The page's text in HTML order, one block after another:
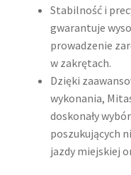
Stabilność i
gwarantuje
prowadzenie
w zakrętach.
Dzięki
wykonania,
doskonały
poszukujących
jazdy miejskiej